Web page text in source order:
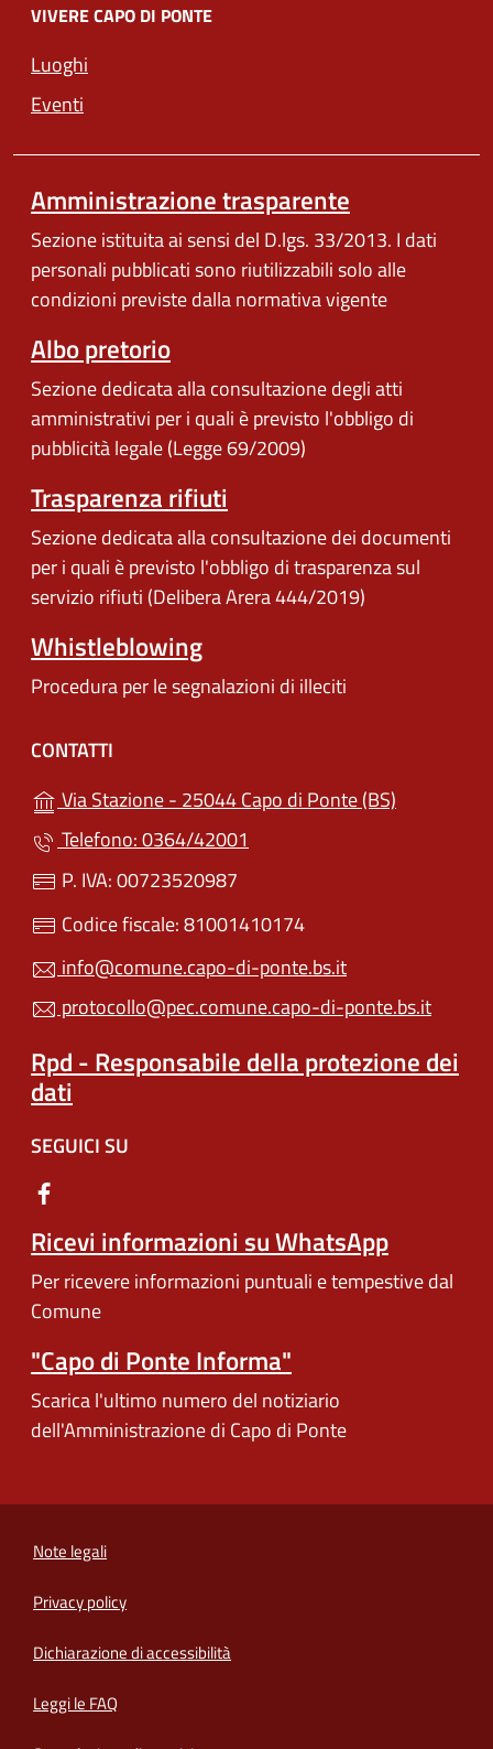
VIVERE CAPO DI PONTE
Luoghi
Eventi
Amministrazione trasparente
Sezione istituita ai sensi del D.lgs. 33/2013. I dati
personali pubblicati sono riutilizzabili solo alle
condizioni previste dalla normativa vigente
Albo pretorio
Sezione dedicata alla consultazione degli atti
amministrativi per i quali è previsto l'obbligo di
pubblicità legale (Legge 69/2009)
Trasparenza rifiuti
Sezione dedicata alla consultazione dei documenti
per i quali è previsto l'obbligo di trasparenza sul
servizio rifiuti (Delibera Arera 444/2019)
Whistleblowing
Procedura per le segnalazioni di illeciti
CONTATTI
Via Stazione - 25044 Capo di Ponte (BS)
Telefono: 0364/42001
P. IVA: 00723520987
Codice fiscale: 81001410174
info@comune.capo-di-ponte.bs.it
protocollo@pec.comune.capo-di-ponte.bs.it
Rpd - Responsabile della protezione dei
dati
SEGUICI SU
Ricevi informazioni su WhatsApp
Per ricevere informazioni puntuali e tempestive dal
Comune
"Capo di Ponte Informa"
Scarica l'ultimo numero del notiziario
dell'Amministrazione di Capo di Ponte
Note legali
Privacy policy
Dichiarazione di accessibilità
Leggi le FAQ